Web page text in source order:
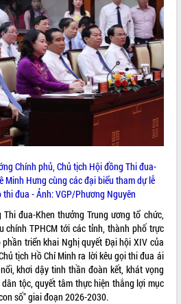
Chính phủ, Chủ tịch Hội đồng Thi đua-
Minh Hưng cùng các đại biểu tham dự lễ
đua - Ảnh: VGP/Phương Nguyên
đua-Khen thưởng Trung ương tổ chức,
chính TPHCM tới các tỉnh, thành phố trực
triển khai Nghị quyết Đại hội XIV của
tịch Hồ Chí Minh ra lời kêu gọi thi đua ái
khơi dậy tinh thần đoàn kết, khát vọng
tộc, quyết tâm thực hiện thắng lợi mục
số" giai đoạn 2026-2030.